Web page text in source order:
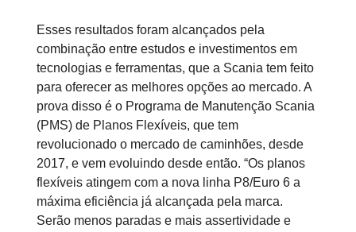
Esses resultados foram alcançados pela
combinação entre estudos e investimentos em
tecnologias e ferramentas, que a Scania tem feito
para oferecer as melhores opções ao mercado. A
prova disso é o Programa de Manutenção Scania
(PMS) de Planos Flexíveis, que tem
revolucionado o mercado de caminhões, desde
2017, e vem evoluindo desde então. “Os planos
flexíveis atingem com a nova linha P8/Euro 6 a
máxima eficiência já alcançada pela marca.
Serão menos paradas e mais assertividade e